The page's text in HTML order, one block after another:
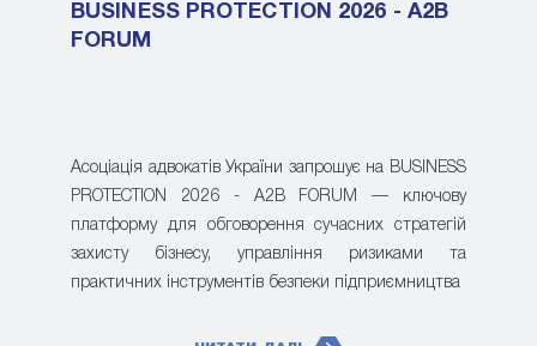
BUSINESS PROTECTION 2026 - A2B
FORUM
Асоціація адвокатів України запрошує на BUSINESS
PROTECTION 2026 - A2B FORUM — ключову
платформу для обговорення сучасних стратегій
захисту бізнесу, управління ризиками та
практичних інструментів безпеки підприємництва